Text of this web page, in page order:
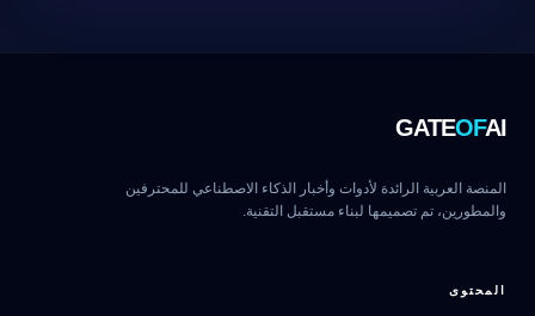
GATEOFAI
المنصة العربية الرائدة لأدوات وأخبار الذكاء الاصطناعي للمحترفين
والمطورين، تم تصميمها لبناء مستقبل التقنية.
المحتوى